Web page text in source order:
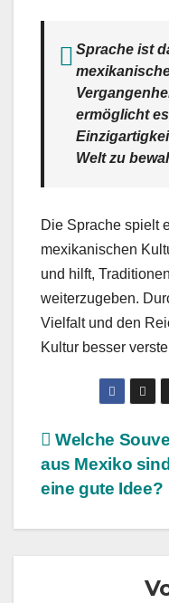
Sprache ist
ermöglicht
Welt zu
Die Sprache spielt
mexikanischen
und hilft,
weiterzugeben.
Vielfalt und den
Kultur besser
Welche
aus Mexiko sind
eine gute Idee?